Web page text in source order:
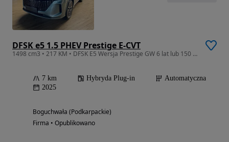
DFSK e5 1.5 PHEV Prestige E-CVT
1498 cm3 • 217 KM • DFSK E5 Wersja Prestige GW 6 lat lub 150 tyś km Plug-in Hybryd od ręki
7 km Hybryda Plug-in
Automatyczna
2025
Boguchwała (Podkarpackie)
Firma • Opublikowano